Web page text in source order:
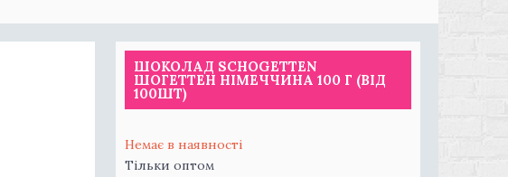
ШОКОЛАД SCHOGETTEN
ШОГЕТТЕН НІМЕЧЧИНА 100 Г (ВІД
100ШТ)
Немає в наявності
Тільки оптом